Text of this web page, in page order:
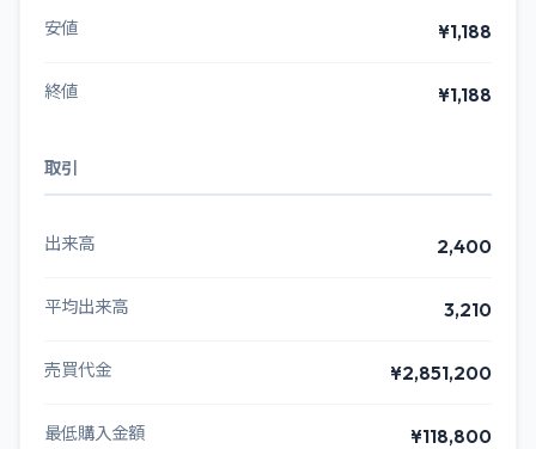
安値 ¥1,188
終値 ¥1,188
取引
出来高 2,400
平均出来高 3,210
売買代金 ¥2,851,200
最低購入金額 ¥118,800